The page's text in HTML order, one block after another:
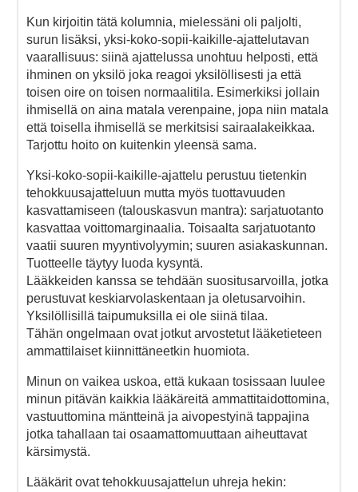
Kun kirjoitin tätä kolumnia, mielessäni oli paljolti,
surun lisäksi, yksi-koko-sopii-kaikille-ajattelutavan
vaarallisuus: siinä ajattelussa unohtuu helposti, että
ihminen on yksilö joka reagoi yksilöllisesti ja että
toisen oire on toisen normaalitila. Esimerkiksi jollain
ihmisellä on aina matala verenpaine, jopa niin matala
että toisella ihmisellä se merkitsisi sairaalakeikkaa.
Tarjottu hoito on kuitenkin yleensä sama.
Yksi-koko-sopii-kaikille-ajattelu perustuu tietenkin
tehokkuusajatteluun mutta myös tuottavuuden
kasvattamiseen (talouskasvun mantra): sarjatuotanto
kasvattaa voittomarginaalia. Toisaalta sarjatuotanto
vaatii suuren myyntivolyymin; suuren asiakaskunnan.
Tuotteelle täytyy luoda kysyntä.
Lääkkeiden kanssa se tehdään suositusarvoilla, jotka
perustuvat keskiarvolaskentaan ja oletusarvoihin.
Yksilöllisillä taipumuksilla ei ole siinä tilaa.
Tähän ongelmaan ovat jotkut arvostetut lääketieteen
ammattilaiset kiinnittäneetkin huomiota.
Minun on vaikea uskoa, että kukaan tosissaan luulee
minun pitävän kaikkia lääkäreitä ammattitaidottomina,
vastuuttomina mäntteinä ja aivopestyinä tappajina
jotka tahallaan tai osaamattomuuttaan aiheuttavat
kärsimystä.
Lääkärit ovat tehokkuusajattelun uhreja hekin: